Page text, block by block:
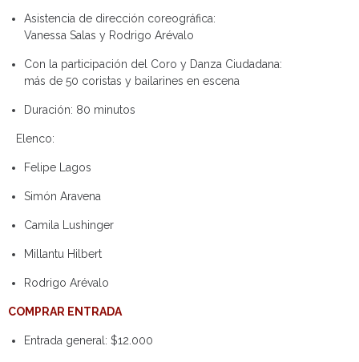
Asistencia de dirección coreográfica:
Vanessa Salas y Rodrigo Arévalo
Con la participación del Coro y Danza Ciudadana:
más de 50 coristas y bailarines en escena
Duración: 80 minutos
Elenco:
Felipe Lagos
Simón Aravena
Camila Lushinger
Millantu Hilbert
Rodrigo Arévalo
COMPRAR ENTRADA
Entrada general: $12.000